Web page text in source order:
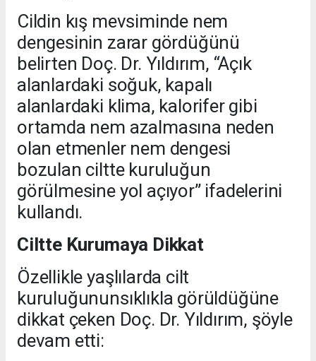
Cildin kış mevsiminde nem
dengesinin zarar gördüğünü
belirten Doç. Dr. Yıldırım, “Açık
alanlardaki soğuk, kapalı
alanlardaki klima, kalorifer gibi
ortamda nem azalmasına neden
olan etmenler nem dengesi
bozulan ciltte kuruluğun
görülmesine yol açıyor” ifadelerini
kullandı.
Ciltte Kurumaya Dikkat
Özellikle yaşlılarda cilt
kuruluğununsıklıkla görüldüğüne
dikkat çeken Doç. Dr. Yıldırım, şöyle
devam etti: